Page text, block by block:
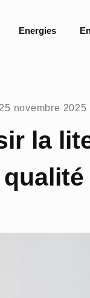
Energies
25 novembre 2025
la